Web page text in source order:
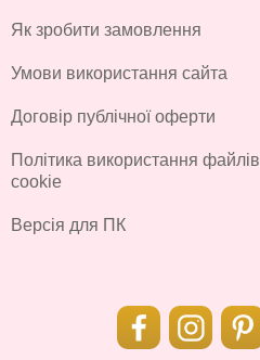
Як зробити замовлення
Умови використання сайта
Договір публічної оферти
Політика використання файлів
cookie
Версія для ПК